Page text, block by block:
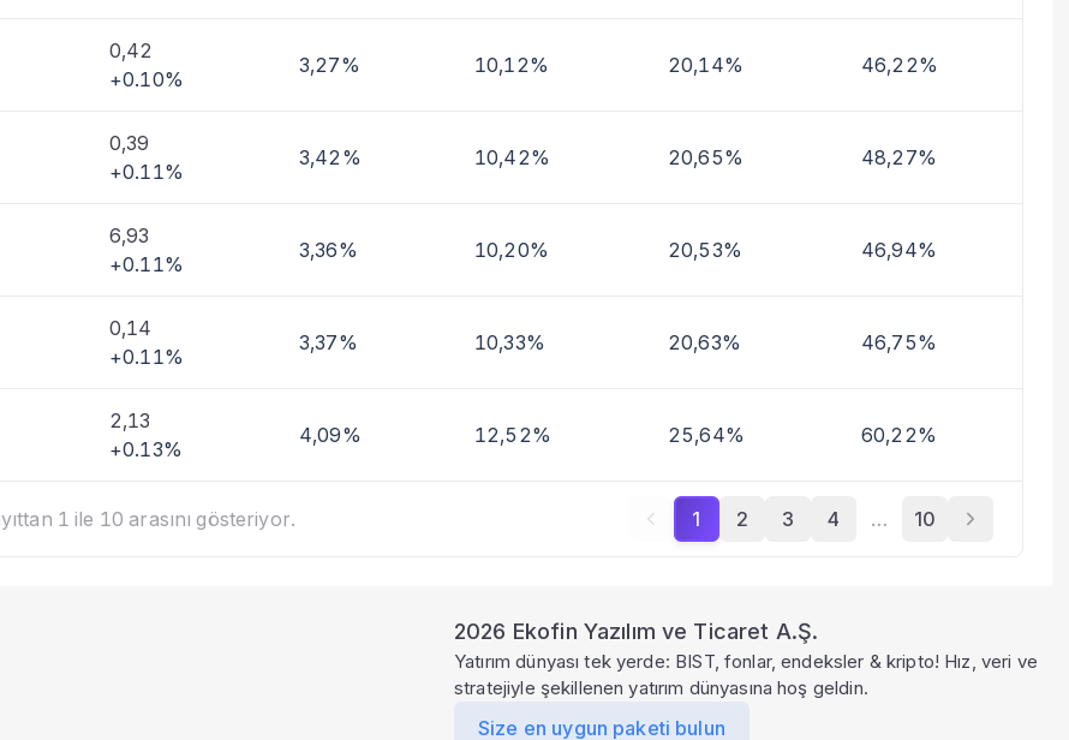
0,42
+0.10%
3,27% 10,12% 20,14% 46,22%
0,39
+0.11%
3,42% 10,42% 20,65% 48,27%
6,93
+0.11%
3,36% 10,20% 20,53% 46,94%
0,14
+0.11%
3,37% 10,33% 20,63% 46,75%
2,13
+0.13%
4,09% 12,52% 25,64% 60,22%
1 ile 10 arasını gösteriyor. 1 2 3 4 … 10
2026 Ekofin Yazılım ve Ticaret A.Ş.
Yatırım dünyası tek yerde: BIST, fonlar, endeksler & kripto! Hız, veri ve
stratejiyle şekillenen yatırım dünyasına hoş geldin.
Size en uygun paketi bulun